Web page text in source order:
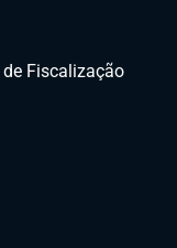
Fiscalização